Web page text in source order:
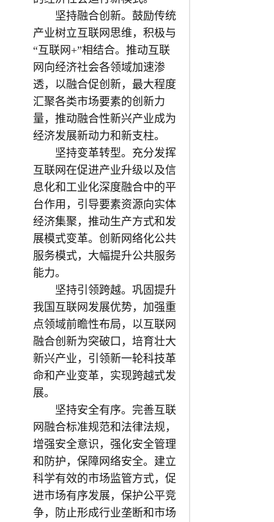
坚持融合创新。鼓励传统
产业树立互联网思维，积极与
“互联网+”相结合。推动互联
网向经济社会各领域加速渗
透，以融合促创新，最大程度
汇聚各类市场要素的创新力
量，推动融合性新兴产业成为
经济发展新动力和新支柱。
坚持变革转型。充分发挥
互联网在促进产业升级以及信
息化和工业化深度融合中的平
台作用，引导要素资源向实体
经济集聚，推动生产方式和发
展模式变革。创新网络化公共
服务模式，大幅提升公共服务
能力。
坚持引领跨越。巩固提升
我国互联网发展优势，加强重
点领域前瞻性布局，以互联网
融合创新为突破口，培育壮大
新兴产业，引领新一轮科技革
命和产业变革，实现跨越式发
展。
坚持安全有序。完善互联
网融合标准规范和法律法规，
增强安全意识，强化安全管理
和防护，保障网络安全。建立
科学有效的市场监管方式，促
进市场有序发展，保护公平竞
争，防止形成行业垄断和市场